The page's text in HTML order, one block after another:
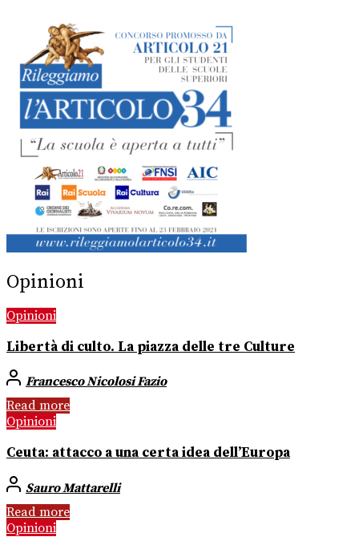
Opinioni
Opinioni
Libertà di culto. La piazza delle tre Culture
Francesco Nicolosi Fazio
Read more
Opinioni
Ceuta: attacco a una certa idea dell’Europa
Sauro Mattarelli
Read more
Opinioni